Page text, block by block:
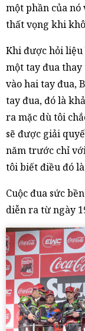
một phần của
thất vọng khi
Khi được hỏi liệu
một tay đua thay
vào hai tay đua,
tay đua, đó là
ra mặc dù tôi
sẽ được giải
năm trước chỉ
tôi biết điều đó
Cuộc đua sức
diễn ra từ ngày